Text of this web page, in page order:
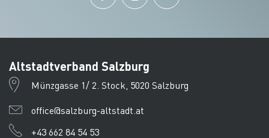
Altstadtverband Salzburg
Münzgasse 1/ 2. Stock, 5020 Salzburg
office@salzburg-altstadt.at
+43 662 84 54 53